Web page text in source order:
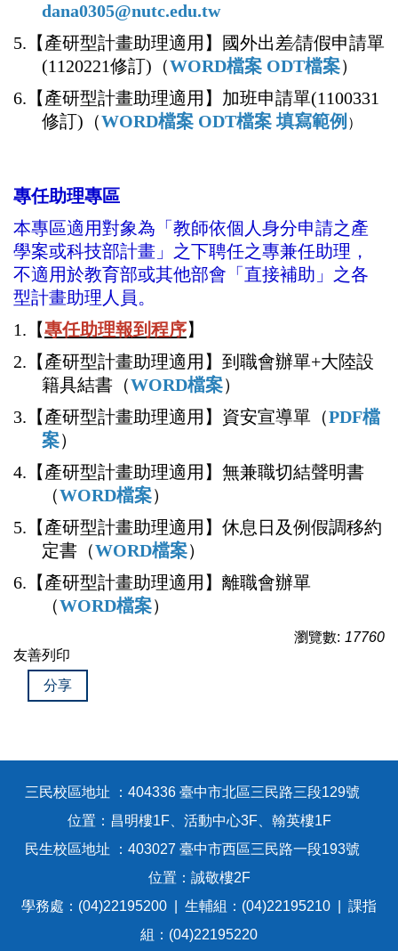
dana0305@nutc.edu.tw
5.【產研型計畫助理適用】國外出差∕請假申請單
(1120221修訂)（WORD檔案 ODT檔案）
6.【產研型計畫助理適用】加班申請單(1100331
修訂)（WORD檔案 ODT檔案 填寫範例 ）
專任助理專區
本專區適用對象為「教師依個人身分申請之產
學案或科技部計畫」之下聘任之專兼任助理，
不適用於教育部或其他部會「直接補助」之各
型計畫助理人員。
1.【專任助理報到程序】
2.【產研型計畫助理適用】到職會辦單+大陸設
籍具結書（WORD檔案）
3.【產研型計畫助理適用】資安宣導單（PDF檔
案）
4.【產研型計畫助理適用】無兼職切結聲明書
（WORD檔案）
5.【產研型計畫助理適用】休息日及例假調移約
定書（WORD檔案）
6. 【產研型計畫助理適用】離職會辦單
（WORD檔案）
瀏覽數: 17760
友善列印
分享
三民校區地址 ：404336 臺中市北區三民路三段129號
位置：昌明樓1F、活動中心3F、翰英樓1F
民生校區地址 ：403027 臺中市西區三民路一段193號
位置：誠敬樓2F
學務處：(04)22195200 | 生輔組：(04)22195210 | 課指
組：(04)22195220